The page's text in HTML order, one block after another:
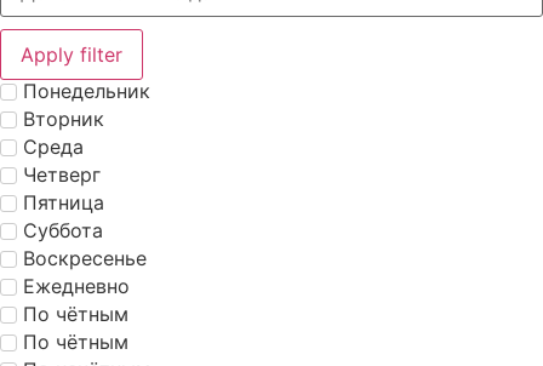
Apply filter
Понедельник
Вторник
Среда
Четверг
Пятница
Суббота
Воскресенье
Ежедневно
По чётным
По чётным